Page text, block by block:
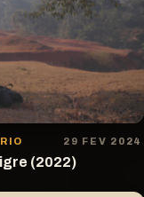
29 FEV 2024
(2022)